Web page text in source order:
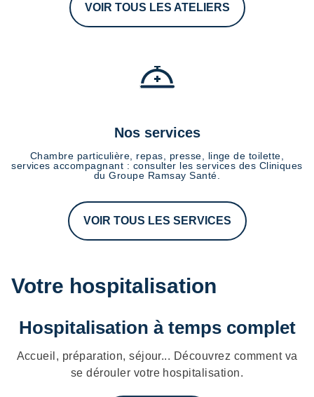
VOIR TOUS LES ATELIERS
Nos services
Chambre particulière, repas, presse, linge de toilette,
services accompagnant : consulter les services des Cliniques
du Groupe Ramsay Santé.
VOIR TOUS LES SERVICES
Votre hospitalisation
Hospitalisation à temps complet
Accueil, préparation, séjour... Découvrez comment va
se dérouler votre hospitalisation.